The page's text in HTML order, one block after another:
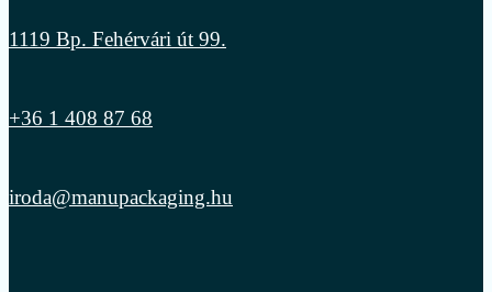
1119 Bp. Fehérvári út 99.
+36 1 408 87 68
iroda@manupackaging.hu